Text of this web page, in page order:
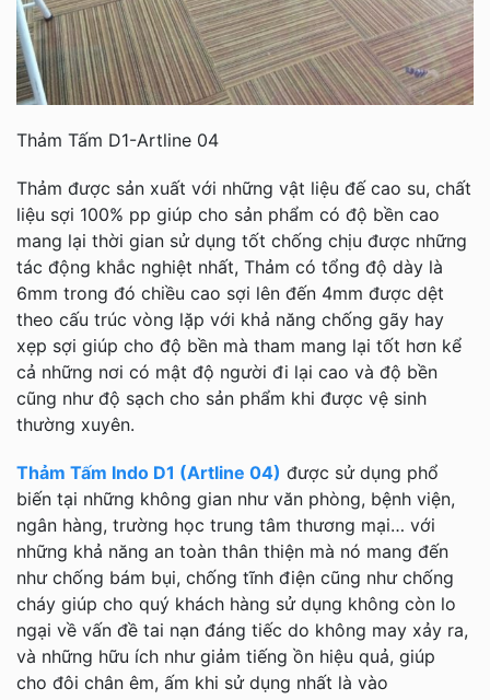
Thảm Tấm D1-Artline 04
Thảm được sản xuất với những vật liệu đế cao su, chất
liệu sợi 100% pp giúp cho sản phẩm có độ bền cao
mang lại thời gian sử dụng tốt chống chịu được những
tác động khắc nghiệt nhất, Thảm có tổng độ dày là
6mm trong đó chiều cao sợi lên đến 4mm được dệt
theo cấu trúc vòng lặp với khả năng chống gãy hay
xẹp sợi giúp cho độ bền mà tham mang lại tốt hơn kể
cả những nơi có mật độ người đi lại cao và độ bền
cũng như độ sạch cho sản phẩm khi được vệ sinh
thường xuyên.
Thảm Tấm Indo D1 (Artline 04) được sử dụng phổ
biến tại những không gian như văn phòng, bệnh viện,
ngân hàng, trường học trung tâm thương mại… với
những khả năng an toàn thân thiện mà nó mang đến
như chống bám bụi, chống tĩnh điện cũng như chống
cháy giúp cho quý khách hàng sử dụng không còn lo
ngại về vấn đề tai nạn đáng tiếc do không may xảy ra,
và những hữu ích như giảm tiếng ồn hiệu quả, giúp
cho đôi chân êm, ấm khi sử dụng nhất là vào